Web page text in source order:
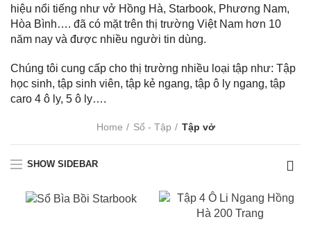
hiệu nổi tiếng như vở Hồng Hà, Starbook, Phương Nam,
Hòa Bình…. đã có mặt trên thị trường Việt Nam hơn 10
năm nay và được nhiều người tin dùng.
Chúng tôi cung cấp cho thị trường nhiều loại tập như: Tập
học sinh, tập sinh viên, tập kẻ ngang, tập ô ly ngang, tập
caro 4 ô ly, 5 ô ly….
Home Sổ - Tập Tập vở
SHOW SIDEBAR